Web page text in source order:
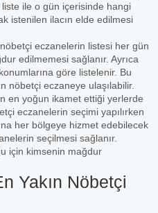
ile o gün içerisinde hangi
istenilen ilacın elde edilmesi
eczanelerin listesi her gün
edilmemesi sağlanır. Ayrıca
göre listelenir. Bu
nöbetçi eczaneye ulaşılabilir.
en yoğun ikamet ettiği yerlerde
eczanelerin seçimi yapılırken
her bölgeye hizmet edebilecek
seçilmesi sağlanır.
için kimsenin mağdur
Yakın Nöbetçi